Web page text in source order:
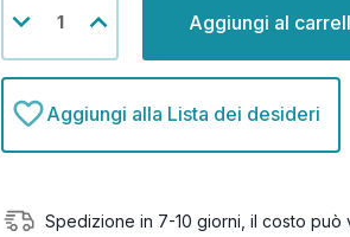
attuale:
Diminuisci
la
di
undefined
Aumenta
la
di
undefined
Aggiungi alla Lista dei desideri
Spedizione in 7-10 giorni, il costo può